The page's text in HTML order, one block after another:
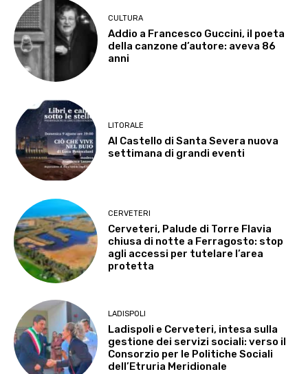
CULTURA
Addio a Francesco Guccini, il poeta
della canzone d’autore: aveva 86
anni
LITORALE
Al Castello di Santa Severa nuova
settimana di grandi eventi
CERVETERI
Cerveteri, Palude di Torre Flavia
chiusa di notte a Ferragosto: stop
agli accessi per tutelare l’area
protetta
LADISPOLI
Ladispoli e Cerveteri, intesa sulla
gestione dei servizi sociali: verso il
Consorzio per le Politiche Sociali
dell’Etruria Meridionale